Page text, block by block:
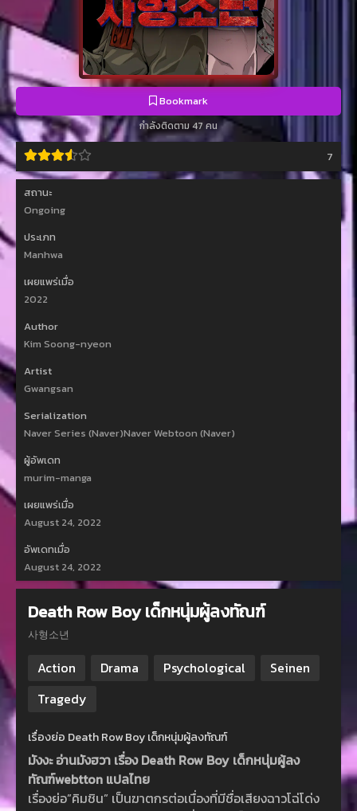
Bookmark
กำลังติดตาม 47 คน
7
สถานะ
Ongoing
ประเภท
Manhwa
เผยแพร่เมื่อ
2022
Author
Kim Soong-nyeon
Artist
Gwangsan
Serialization
Naver Series (Naver)Naver Webtoon (Naver)
ผู้อัพเดท
murim-manga
เผยแพร่เมื่อ
August 24, 2022
อัพเดทเมื่อ
August 24, 2022
Death Row Boy เด็กหนุ่มผู้ลงทัณฑ์
사형소년
Action Drama Psychological
Seinen
Tragedy
เรื่องย่อ Death Row Boy เด็กหนุ่มผู้ลงทัณฑ์
มังงะ อ่านมังฮวา เรื่อง Death Row Boy เด็กหนุ่มผู้ลง
ทัณฑ์webtton แปลไทย
เรื่องย่อ”คิมชิน” เป็นฆาตกรต่อเนื่องที่มีชื่อเสียงฉาวโฉ่โด่ง